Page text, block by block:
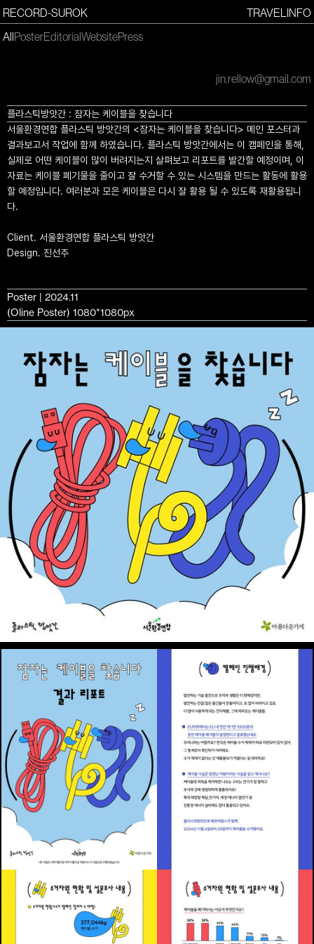
RECORD-SUROK TRAVELINFO
AllPosterEditorialWebsitePress
jin.rellow@gmail.com
플라스틱방앗간 : 잠자는 케이블을 찾습니다
서울환경연합 플라스틱 방앗간의 <잠자는 케이블을 찾습니다> 메인 포스터과
결과보고서 작업에 함께 하였습니다. 플라스틱 방앗간에서는 이 캠페인을 통해,
실제로 어떤 케이블이 많이 버려지는지 살펴보고 리포트를 발간할 예정이며, 이
자료는 케이블 폐기물을 줄이고 잘 수거할 수 있는 시스템을 만드는 활동에 활용
할 예정입니다. 여러분과 모은 케이블은 다시 잘 활용 될 수 있도록 재활용됩니
다.
Client. 서울환경연합 플라스틱 방앗간
Design. 진선주
Poster | 2024.11
(Oline Poster) 1080*1080px